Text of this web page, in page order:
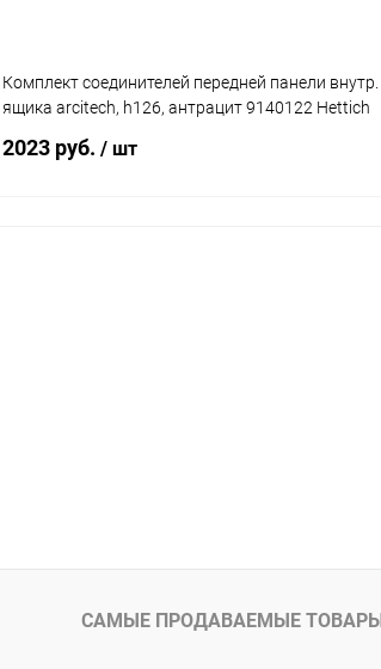
Комплект соединителей передней панели внутр.
ящика arcitech, h126, антрацит 9140122 Hettich
2023 руб. / шт
САМЫЕ ПРОДАВАЕМЫЕ ТОВАРЫ